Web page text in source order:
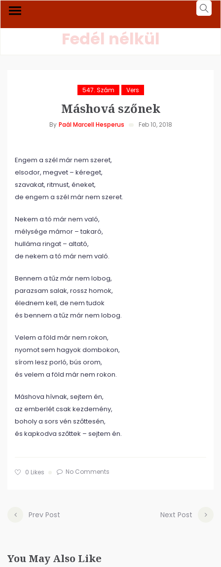
Fedél nélkül
547. Szám Vers
Máshová szőnek
By Paál Marcell Hesperus Feb 10, 2018
Engem a szél már nem szeret,
elsodor, megvet – kéreget,
szavakat, ritmust, éneket,
de engem a szél már nem szeret.
Nekem a tó már nem való,
mélysége mámor – takaró,
hulláma ringat – altató,
de nekem a tó már nem való.
Bennem a tűz már nem lobog,
parazsam salak, rossz homok,
élednem kell, de nem tudok
és bennem a tűz már nem lobog.
Velem a föld már nem rokon,
nyomot sem hagyok dombokon,
sírom lesz porló, bús orom,
és velem a föld már nem rokon.
Máshova hívnak, sejtem én,
az emberlét csak kezdemény,
boholy a sors vén szőttesén,
és kapkodva szőttek – sejtem én.
0 Likes No Comments
Prev Post Next Post
You May Also Like